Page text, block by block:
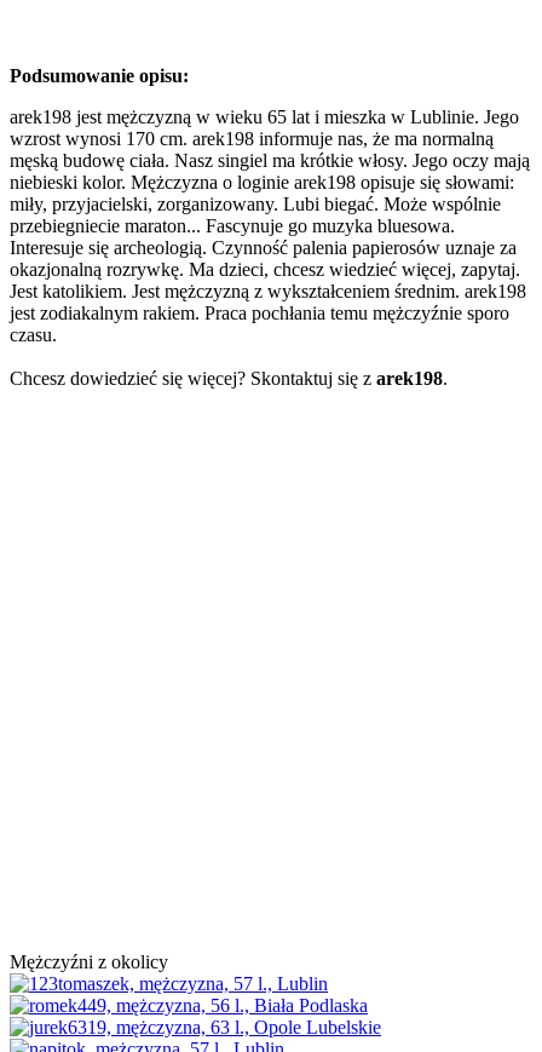
Podsumowanie opisu:
arek198 jest mężczyzną w wieku 65 lat i mieszka w Lublinie. Jego
wzrost wynosi 170 cm. arek198 informuje nas, że ma normalną
męską budowę ciała. Nasz singiel ma krótkie włosy. Jego oczy mają
niebieski kolor. Mężczyzna o loginie arek198 opisuje się słowami:
miły, przyjacielski, zorganizowany. Lubi biegać. Może wspólnie
przebiegniecie maraton... Fascynuje go muzyka bluesowa.
Interesuje się archeologią. Czynność palenia papierosów uznaje za
okazjonalną rozrywkę. Ma dzieci, chcesz wiedzieć więcej, zapytaj.
Jest katolikiem. Jest mężczyzną z wykształceniem średnim. arek198
jest zodiakalnym rakiem. Praca pochłania temu mężczyźnie sporo
czasu.
Chcesz dowiedzieć się więcej? Skontaktuj się z arek198.
Mężczyźni z okolicy